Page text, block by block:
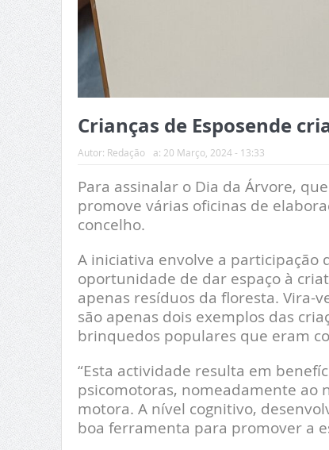
Crianças de Esposende
Autor: Redação a: 20 Março, 2024 - 13:33
Para assinalar o Dia da Árvore,
promove várias oficinas de
concelho.
A iniciativa envolve a participação
oportunidade de dar espaço à
apenas resíduos da floresta. Vira-
são apenas dois exemplos das
brinquedos populares que eram
“Esta actividade resulta em
psicomotoras, nomeadamente ao
motora. A nível cognitivo,
boa ferramenta para promover a